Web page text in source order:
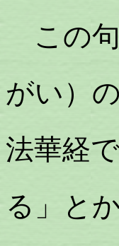
この句
がい）
法華経
る」と